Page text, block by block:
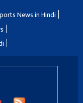
News in Hindi